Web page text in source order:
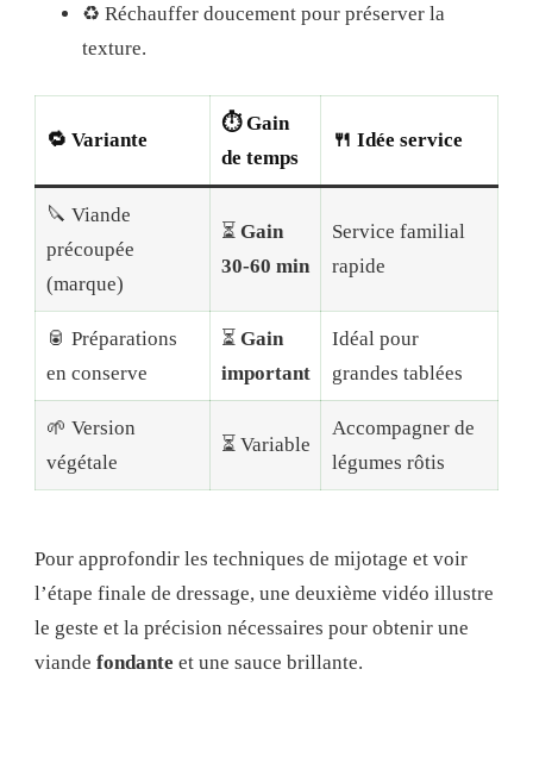
♻️ Réchauffer doucement pour préserver la
texture.
🔁 Variante
⏱️Gain
de temps
🍴 Idée service
🔪 Viande
précoupée
(marque)
⏳ Gain
30-60 min
Service familial
rapide
🥫 Préparations
en conserve
⏳ Gain
important
Idéal pour
grandes tablées
🌱 Version
végétale
⏳ Variable
Accompagner de
légumes rôtis
Pour approfondir les techniques de mijotage et voir
l’étape finale de dressage, une deuxième vidéo illustre
le geste et la précision nécessaires pour obtenir une
viande fondante et une sauce brillante.